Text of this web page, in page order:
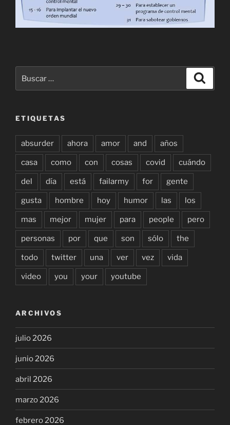
ETIQUETAS
absurder ahora amor and años
casa como con cosas covid cuándo
del día está failarmy for gente
gusta hombre hoy humor las los
mas mejor mujer para people pero
personas por que son sólo the
todo twitter una ver vez vida
video you your youtube
ARCHIVOS
julio 2026
junio 2026
abril 2026
marzo 2026
febrero 2026